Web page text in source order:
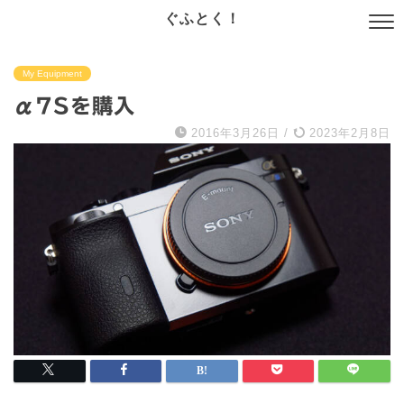
ぐふとく！
My Equipment
α7Sを購入
2016年3月26日 / 2023年2月8日